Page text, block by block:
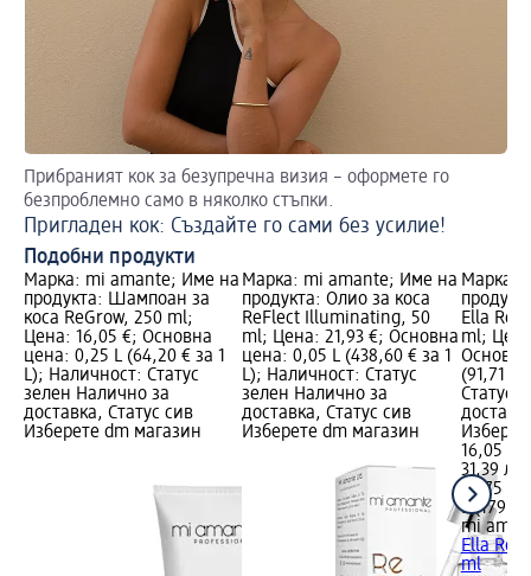
Прибраният кок за безупречна визия – оформете го
безпроблемно само в няколко стъпки.
Пригладен кок: Създайте го сами без усилие!
Подобни продукти
Марка: mi amante; Име на
продукта: Шампоан за
коса ReGrow, 250 ml;
Цена: 16,05 €; Основна
цена: 0,25 L (64,20 € за 1
L); Наличност: Статус
зелен Налично за
доставка, Статус сив
Изберете dm магазин
Марка: mi amante; Име на
продукта: Олио за коса
ReFlect Illuminating, 50
ml; Цена: 21,93 €; Основна
цена: 0,05 L (438,60 € за 1
L); Наличност: Статус
зелен Налично за
доставка, Статус сив
Изберете dm магазин
Марка:
Ella
ml;
(91,71 €
Статус
16,05 €
31,39 лв.
0,175 L
L
mi
Ella
ml